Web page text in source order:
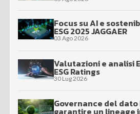
Focus su AI e
ESG 2025 JAGGAER
03 Ago 2026
Valutazioni e analisi
ESG Ratings
30 Lug 2026
Governance del dato